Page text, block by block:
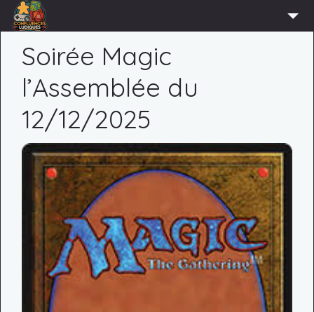
ADHÉRER
AGENDA
ACTUS
LUDOTHÈQUE
PARTENAIRES
PRESSE
CONNEXION
Soirée Magic
l’Assemblée du
12/12/2025